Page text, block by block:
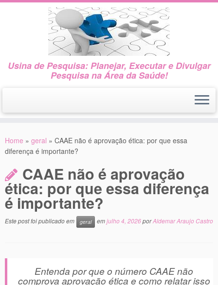
content
Usina de Pesquisa: Planejar, Executar e Divulgar
Pesquisa na Área da Saúde!
Home » geral » CAAE não é aprovação ética: por que essa
diferença é importante?
CAAE não é aprovação
ética: por que essa diferença
é importante?
Este post foi publicado em geral emjulho 4, 2026porAldemar Araujo Castro
Entenda por que o número CAAE não
comprova aprovação ética e como relatar isso